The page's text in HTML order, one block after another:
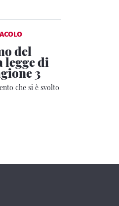
del
legge di
3
che si è svolto